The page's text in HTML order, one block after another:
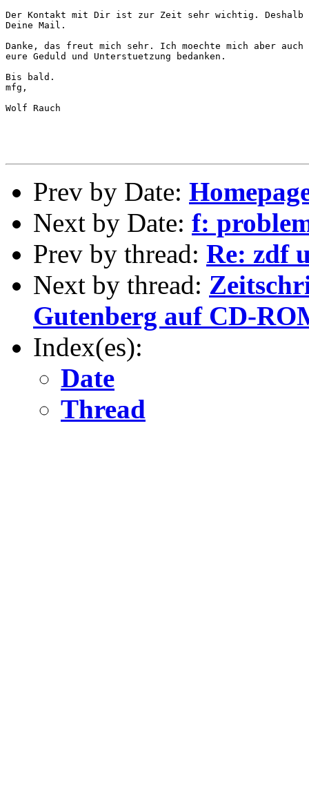
Der Kontakt mit Dir ist zur Zeit sehr wichtig. Deshalb
Deine Mail.
Danke, das freut mich sehr. Ich moechte mich aber
eure Geduld und Unterstuetzung bedanken.
Bis bald.
mfg,
Wolf Rauch
Prev by Date:
Next by Date: f:
Prev by thread: Re: zdf
Next by thread:
Gutenberg auf CD-
Index(es):
Date
Thread